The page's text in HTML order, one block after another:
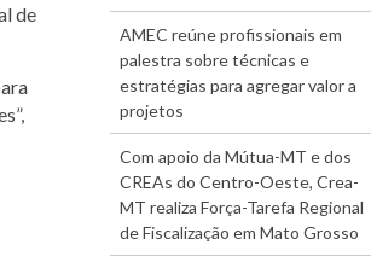
de
AMEC reúne profissionais em
palestra sobre técnicas e
estratégias para agregar valor a
projetos
Com apoio da Mútua-MT e dos
CREAs do Centro-Oeste, Crea-
MT realiza Força-Tarefa Regional
de Fiscalização em Mato Grosso